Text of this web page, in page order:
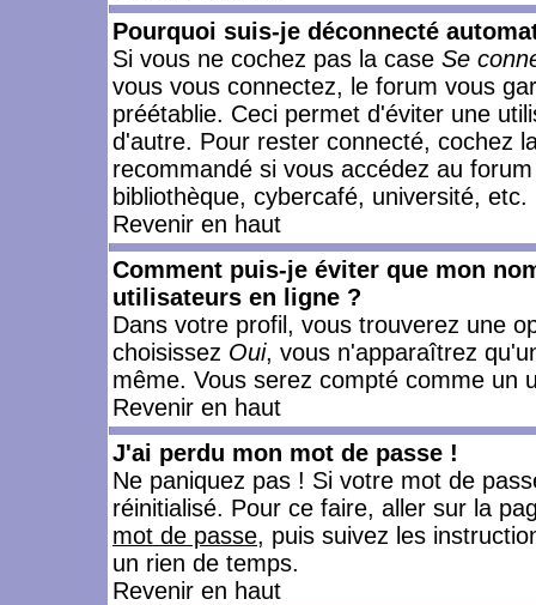
Pourquoi suis-je déconnecté
Si vous ne cochez pas la case Se
vous vous connectez, le forum vous
préétablie. Ceci permet d'éviter une
d'autre. Pour rester connecté, cochez
recommandé si vous accédez au
bibliothèque, cybercafé, université, etc.
Revenir en haut
Comment puis-je éviter que mon
utilisateurs en ligne ?
Dans votre profil, vous trouverez une
choisissez Oui, vous n'apparaîtrez
même. Vous serez compté comme un
Revenir en haut
J'ai perdu mon mot de passe !
Ne paniquez pas ! Si votre mot de
réinitialisé. Pour ce faire, aller sur la
mot de passe, puis suivez les
un rien de temps.
Revenir en haut